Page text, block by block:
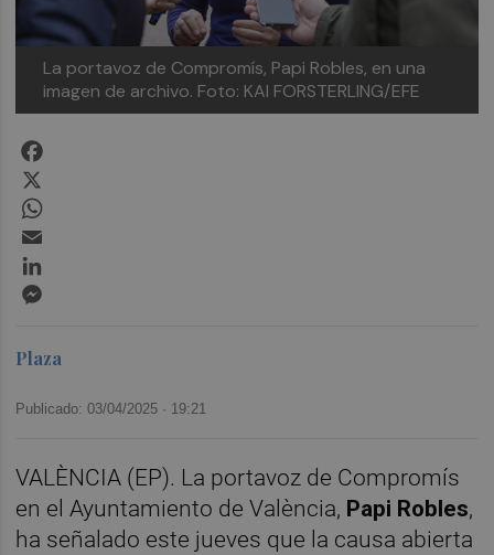
La portavoz de Compromís, Papi Robles, en una
imagen de archivo. Foto: KAI FORSTERLING/EFE
Plaza
Publicado: 03/04/2025 · 19:21
VALÈNCIA (EP). La portavoz de Compromís
en el Ayuntamiento de València, Papi Robles,
ha señalado este jueves que la causa abierta